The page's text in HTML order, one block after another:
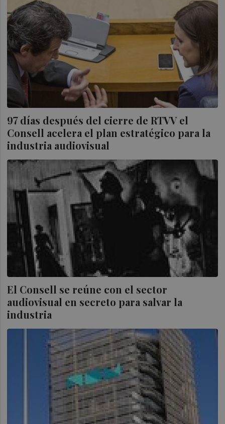
97 días después del cierre de RTVV el
Consell acelera el plan estratégico para la
industria audiovisual
El Consell se reúne con el sector
audiovisual en secreto para salvar la
industria